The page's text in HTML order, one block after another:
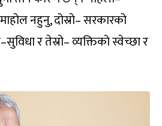
नहुनु, दोस्रो– सरकारको
र तेस्रो– व्यक्तिको स्वेच्छा र